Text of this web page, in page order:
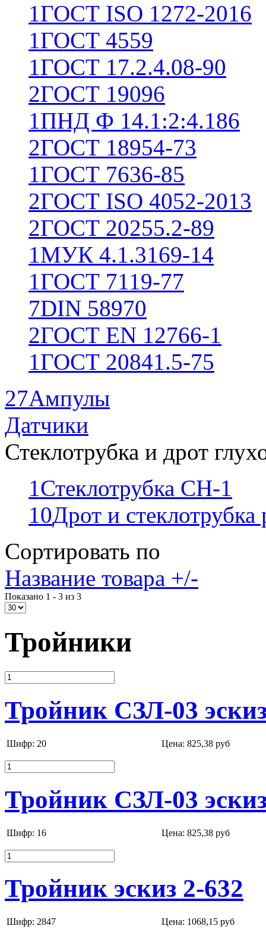
1ГОСТ ISO 1272-2016
1ГОСТ 4559
1ГОСТ 17.2.4.08-90
2ГОСТ 19096
1ПНД Ф 14.1:2:4.186
2ГОСТ 18954-73
1ГОСТ 7636-85
2ГОСТ ISO 4052-2013
2ГОСТ 20255.2-89
1МУК 4.1.3169-14
1ГОСТ 7119-77
7DIN 58970
2ГОСТ EN 12766-1
1ГОСТ 20841.5-75
27Ампулы
Датчики
Стеклотрубка и дрот
1Стеклотрубка СН-1
10Дрот и
Сортировать по
Название товара +/-
Показано 1 - 3 из 3
Тройники
Тройник СЗЛ-03
Шифр: 20 Цена: 825,38 руб
Тройник СЗЛ-03
Шифр: 16 Цена: 825,38 руб
Тройник эскиз 2-632
Шифр: 2847 Цена: 1068,15 руб